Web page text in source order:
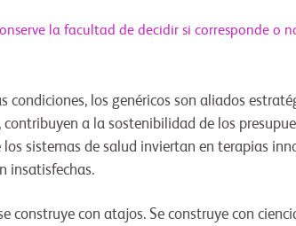
la facultad de decidir si corresponde o
condiciones, los genéricos son aliados
a la sostenibilidad de los
los sistemas de salud inviertan en terapias
insatisfechas.
construye con atajos. Se construye con